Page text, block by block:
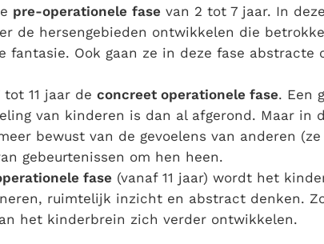
pre-operationele fase van 2 tot 7 jaar. In
de hersengebieden ontwikkelen die
fantasie. Ook gaan ze in deze fase abstracte
11 jaar de concreet operationele fase. Een
van kinderen is dan al afgerond. Maar in
bewust van de gevoelens van anderen
gebeurtenissen om hen heen.
fase (vanaf 11 jaar) wordt het
ruimtelijk inzicht en abstract denken.
het kinderbrein zich verder ontwikkelen.